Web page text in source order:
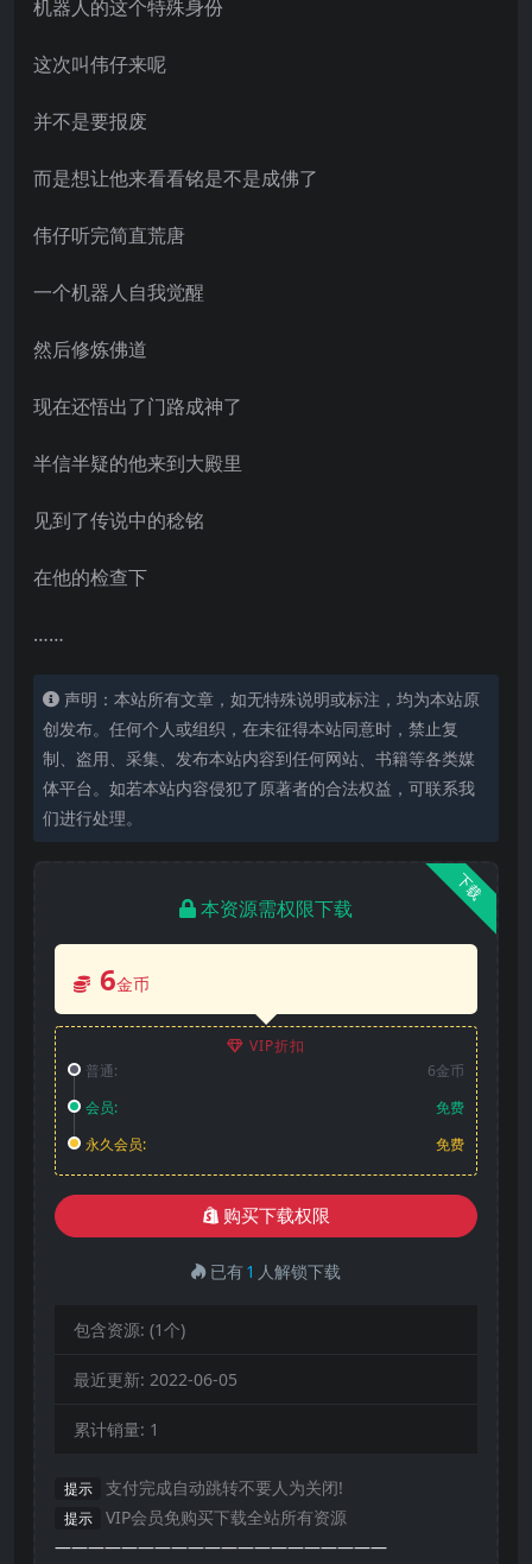
机器人的这个特殊身份
这次叫伟仔来呢
并不是要报废
而是想让他来看看铭是不是成佛了
伟仔听完简直荒唐
一个机器人自我觉醒
然后修炼佛道
现在还悟出了门路成神了
半信半疑的他来到大殿里
见到了传说中的稔铭
在他的检查下
……
声明：本站所有文章，如无特殊说明或标注，均为本站原
创发布。任何个人或组织，在未征得本站同意时，禁止复
制、盗用、采集、发布本站内容到任何网站、书籍等各类媒
体平台。如若本站内容侵犯了原著者的合法权益，可联系我
们进行处理。
下载
本资源需权限下载
6金币
VIP折扣
普通:
6金币
会员:
免费
永久会员:
免费
购买下载权限
已有1 人解锁下载
包含资源: (1个)
最近更新: 2022-06-05
累计销量: 1
提示 支付完成自动跳转不要人为关闭!
提示
VIP会员免购买下载全站所有资源
————————————————————